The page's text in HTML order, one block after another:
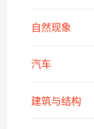
自然现象
汽车
建筑与结构